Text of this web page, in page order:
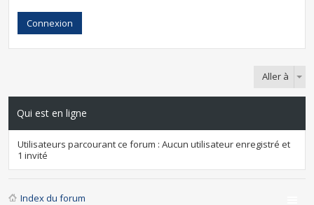
Aller à
Qui est en ligne
Utilisateurs parcourant ce forum : Aucun utilisateur enregistré et
1 invité
Index du forum